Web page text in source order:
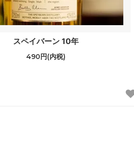
スペイバーン 10年
490円(内税)